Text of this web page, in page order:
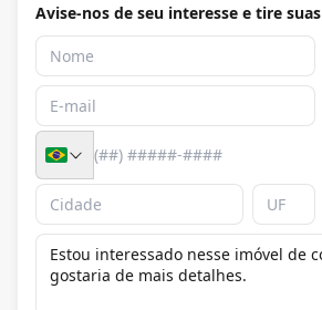
Avise-nos de seu interesse e tire